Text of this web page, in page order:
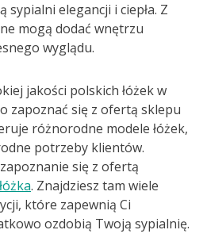
sypialni elegancji i ciepła. Z
mogą dodać wnętrzu
wyglądu.
jakości polskich łóżek w
zapoznać się z ofertą sklepu
różnorodne modele łóżek,
potrzeby klientów.
się z ofertą
łóżka. Znajdziesz tam wiele
które zapewnią Ci
ozdobią Twoją sypialnię.